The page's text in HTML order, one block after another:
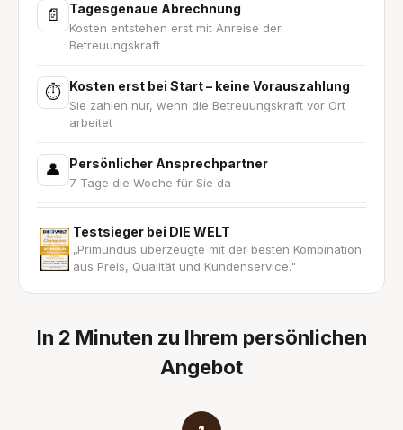
📄 Tagesgenaue Abrechnung
Kosten entstehen erst mit Anreise der
Betreuungskraft
⏱ Kosten erst bei Start – keine Vorauszahlung
Sie zahlen nur, wenn die Betreuungskraft vor Ort
arbeitet
👤 Persönlicher Ansprechpartner
7 Tage die Woche für Sie da
Testsieger bei DIE WELT
„Primundus überzeugte mit der besten Kombination
aus Preis, Qualität und Kundenservice."
In 2 Minuten zu Ihrem persönlichen
Angebot